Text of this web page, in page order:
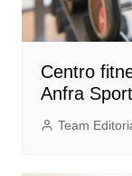
Centro
Anfra
Team